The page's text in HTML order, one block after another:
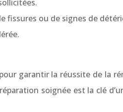
fissures ou de signes de
garantir la réussite de la
soignée est la clé